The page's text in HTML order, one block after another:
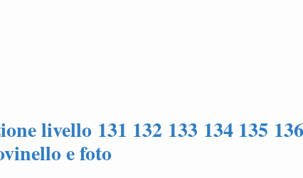
livello 131 132 133 134 135 136
e foto